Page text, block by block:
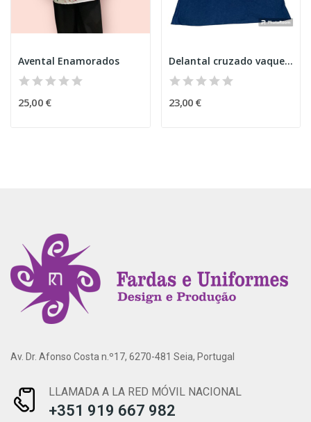
Avental Enamorados
25,00 €
Delantal cruzado vaquero "mayores"
23,00 €
Av. Dr. Afonso Costa n.º17, 6270-481 Seia, Portugal
LLAMADA A LA RED MÓVIL NACIONAL
+351 919 667 982